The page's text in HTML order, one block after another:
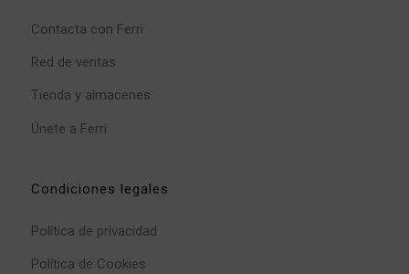
Contacta con Ferri
Red de ventas
Tienda y almacenes
Únete a Ferri
Condiciones legales
Política de privacidad
Política de Cookies